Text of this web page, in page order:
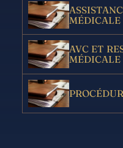
MÉDICALE
AVC ET
MÉDICALE